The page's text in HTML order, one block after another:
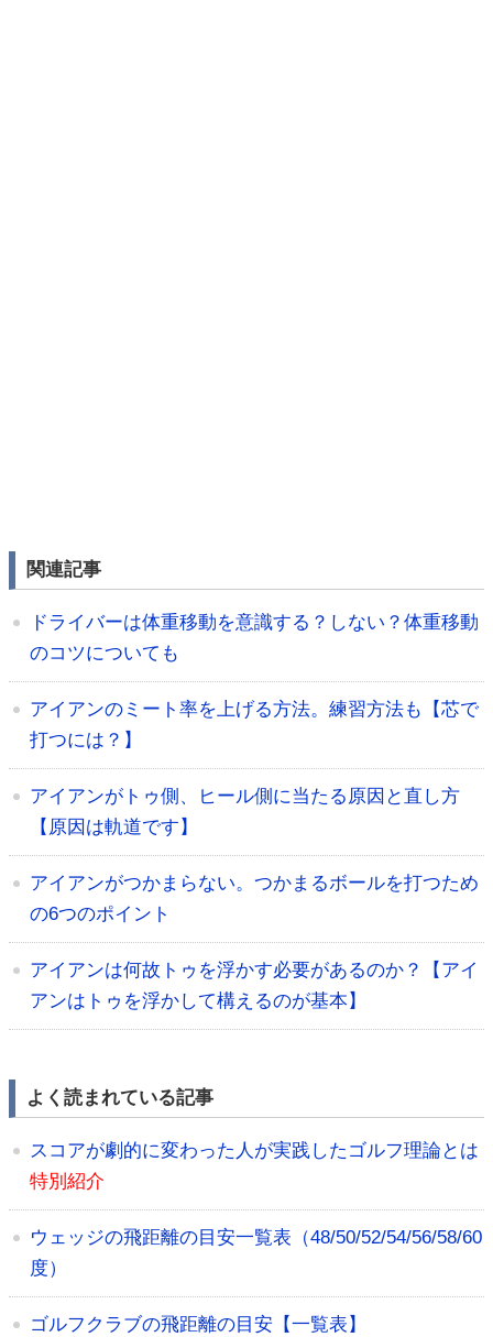
関連記事
ドライバーは体重移動を意識する？しない？体重移動
のコツについても
アイアンのミート率を上げる方法。練習方法も【芯で
打つには？】
アイアンがトゥ側、ヒール側に当たる原因と直し方
【原因は軌道です】
アイアンがつかまらない。つかまるボールを打つため
の6つのポイント
アイアンは何故トゥを浮かす必要があるのか？【アイ
アンはトゥを浮かして構えるのが基本】
よく読まれている記事
スコアが劇的に変わった人が実践したゴルフ理論とは
特別紹介
ウェッジの飛距離の目安一覧表（48/50/52/54/56/58/60
度）
ゴルフクラブの飛距離の目安【一覧表】